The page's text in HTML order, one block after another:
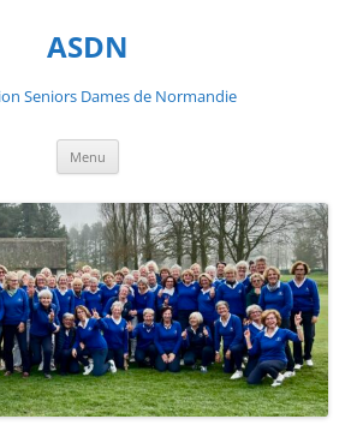
ASDN
Seniors Dames de Normandie
Menu